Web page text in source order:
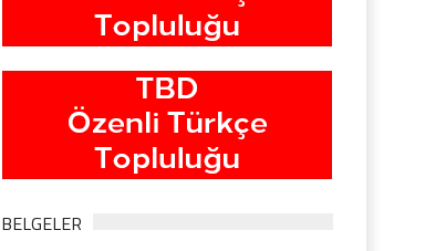
BELGELER